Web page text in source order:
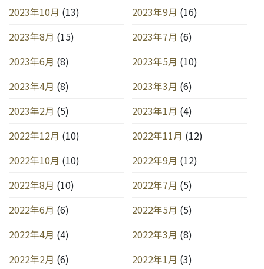
2023年10月 (13) 2023年9月 (16)
2023年8月 (15) 2023年7月 (6)
2023年6月 (8) 2023年5月 (10)
2023年4月 (8) 2023年3月 (6)
2023年2月 (5) 2023年1月 (4)
2022年12月 (10) 2022年11月 (12)
2022年10月 (10) 2022年9月 (12)
2022年8月 (10) 2022年7月 (5)
2022年6月 (6) 2022年5月 (5)
2022年4月 (4) 2022年3月 (8)
2022年2月 (6) 2022年1月 (3)